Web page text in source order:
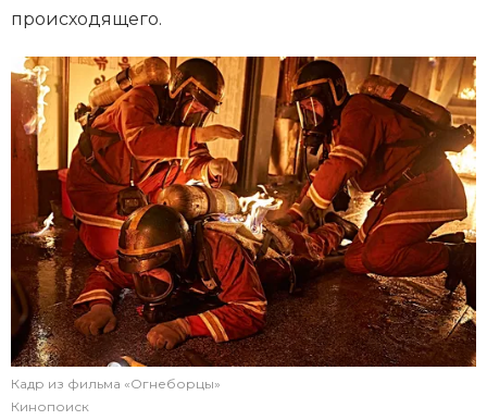
происходящего.
Кадр из фильма «Огнеборцы»
Кинопоиск